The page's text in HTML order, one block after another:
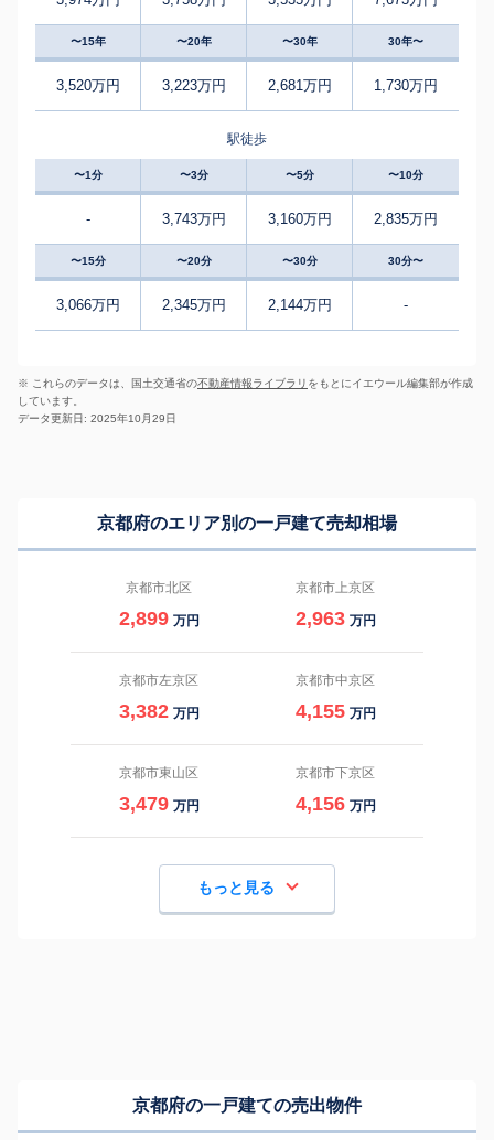
〜15年 〜20年 〜30年 30年〜
3,520万円 3,223万円 2,681万円 1,730万円
駅徒歩
〜1分 〜3分 〜5分 〜10分
- 3,743万円 3,160万円 2,835万円
〜15分 〜20分 〜30分 30分〜
3,066万円 2,345万円 2,144万円 -
※ これらのデータは、国土交通省の不動産情報ライブラリ をもとにイエウール編集部が作成
しています。
データ更新日: 2025年10月29日
京都府のエリア別の一戸建て売却相場
京都市北区
2,899 万円
京都市上京区
2,963 万円
京都市左京区
3,382 万円
京都市中京区
4,155 万円
京都市東山区
3,479 万円
京都市下京区
4,156 万円
もっと見る
京都府の一戸建ての売出物件